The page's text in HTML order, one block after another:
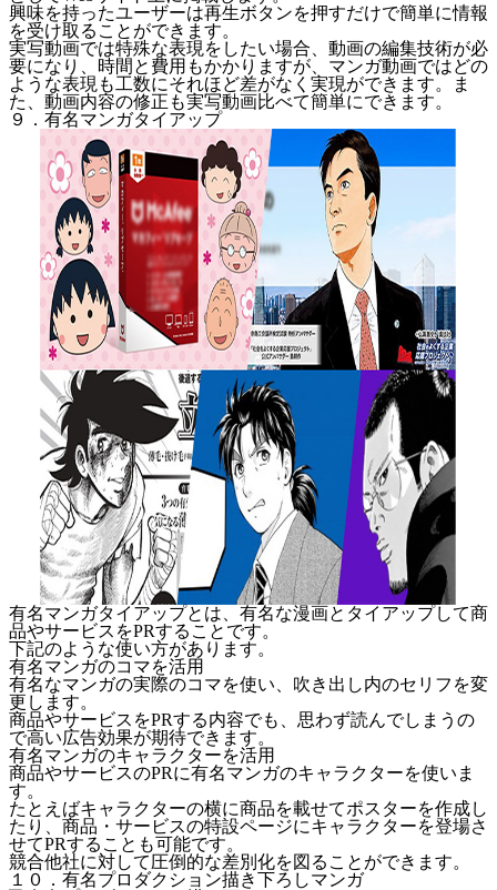
興味を持ったユーザーは再生ボタンを押すだけで簡単に情報
を受け取ることができます。
実写動画では特殊な表現をしたい場合、動画の編集技術が必
要になり、時間と費用もかかりますが、マンガ動画ではどの
ような表現も工数にそれほど差がなく実現ができます。ま
た、動画内容の修正も実写動画比べて簡単にできます。
９．有名マンガタイアップ
有名マンガタイアップとは、有名な漫画とタイアップして商
品やサービスをPRすることです。
下記のような使い方があります。
有名マンガのコマを活用
有名なマンガの実際のコマを使い、吹き出し内のセリフを変
更します。
商品やサービスをPRする内容でも、思わず読んでしまうの
で高い広告効果が期待できます。
有名マンガのキャラクターを活用
商品やサービスのPRに有名マンガのキャラクターを使いま
す。
たとえばキャラクターの横に商品を載せてポスターを作成し
たり、商品・サービスの特設ページにキャラクターを登場さ
せてPRすることも可能です。
競合他社に対して圧倒的な差別化を図る ことができます。
１０．有名プロダクション描き下ろしマンガ